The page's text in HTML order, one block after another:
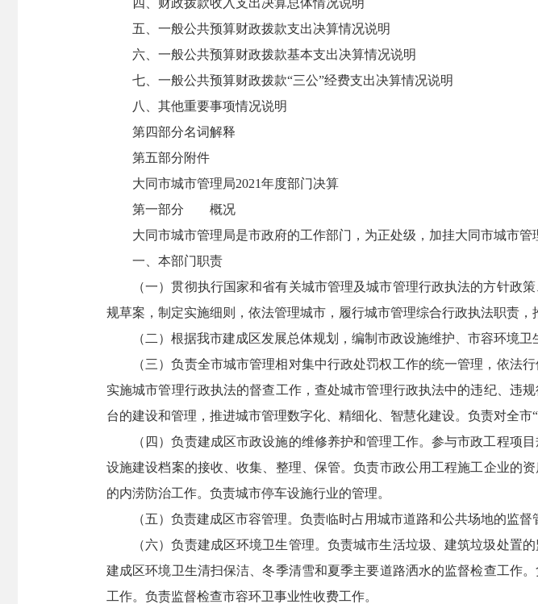
四、财政拨款收入支出决算总体情况说明
五、一般公共预算财政拨款支出决算情况说明
六、一般公共预算财政拨款基本支出决算情况说明
七、一般公共预算财政拨款“三公”经费支出决算情况说明
八、其他重要事项情况说明
第四部分名词解释
第五部分附件
大同市城市管理局2021年度部门决算
第一部分 概况
大同市城市管理局是市政府的工作部门，为正处级，加挂大同市城市管
一、本部门职责
（一）贯彻执行国家和省有关城市管理及城市管理行政执法的方针政
规草案，制定实施细则，依法管理城市，履行城市管理综合行政执法职责，
（二）根据我市建成区发展总体规划，编制市政设施维护、市容环境
（三）负责全市城市管理相对集中行政处罚权工作的统一管理，依法
实施城市管理行政执法的督查工作，查处城市管理行政执法中的违纪、违
台的建设和管理，推进城市管理数字化、精细化、智慧化建设。负责对全市
（四）负责建成区市政设施的维修养护和管理工作。参与市政工程项
设施建设档案的接收、收集、整理、保管。负责市政公用工程施工企业的
的内涝防治工作。负责城市停车设施行业的管理。
（五）负责建成区市容管理。负责临时占用城市道路和公共场地的监
（六）负责建成区环境卫生管理。负责城市生活垃圾、建筑垃圾处置
建成区环境卫生清扫保洁、冬季清雪和夏季主要道路洒水的监督检查工作
工作。负责监督检查市容环卫事业性收费工作。